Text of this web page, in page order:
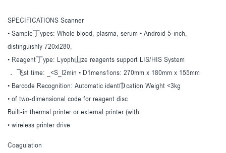
SPECIFICATIONS Scanner
• Sample丁ypes: Whole blood, plasma, serum • Android 5-inch,
distinguishly 720xl280,
• Reagent丁ype: Lyoph山ze reagents support LIS/HIS System
． 飞st time: _<S_l2min • D1mens1ons: 270mm x 180mm x 155mm
• Barcode Recognition: Automatic ident巾cation Weight <3kg
• of two-dimensional code for reagent disc
Built-in thermal printer or external printer (with
• wireless printer drive
Coagulation